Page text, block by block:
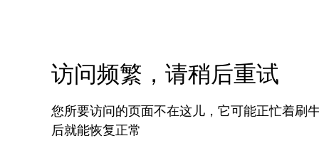
访问频繁，请稍后重试
您所要访问的页面不在这儿，它可能正忙着刷
后就能恢复正常